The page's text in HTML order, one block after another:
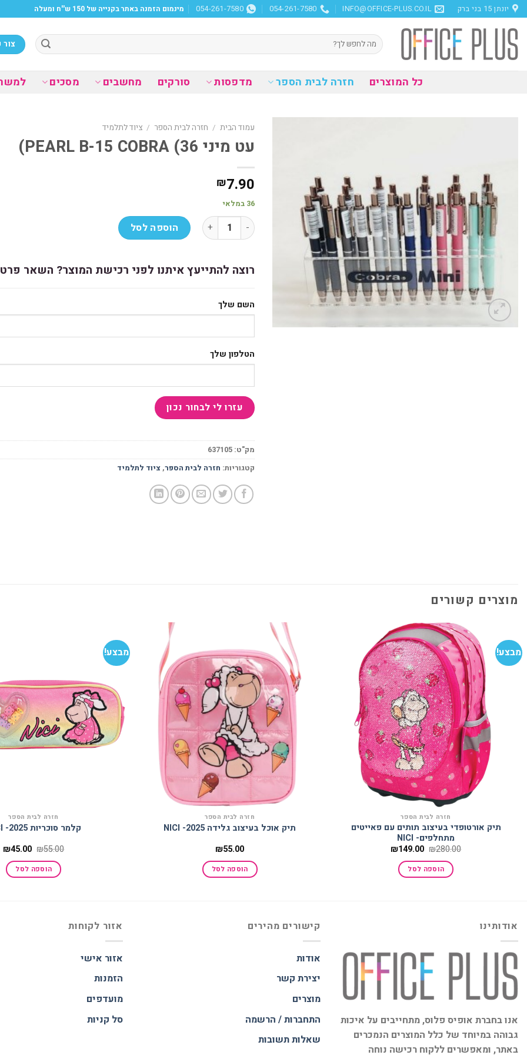
Skip
to
content
יונתן 15 בני ברק INFO@OFFICE-PLUS.CO.IL
054-261-7580
054-261-7580 מינמום הזמנה באתר בקנייה של 150 ש''ח ומעלה
חיפוש
עבור:
כל המוצרים חזרה לבית הספר מדפסות סורקים מחשבים מסכים
עמוד הבית / חזרה לבית הספר / ציוד לתלמיד
עט מיני 36) PEARL B-15 COBRA)
₪7.90
36 במלאי
כמות של עט מיני 36) PEARL B-15 COBRA) הוספה לסל
רוצה להתייעץ איתנו לפני רכישת המוצר? השאר
השם שלך
הטלפון שלך
מק"ט: 637105
קטגוריות: חזרה לבית הספר,ציוד לתלמיד
מוצרים קשורים
מבצע!
חזרה לבית הספר
תיק אורטופדי בעיצוב תותים עם פאייטים
מתחלפים- NICI
₪280.00 המחיר
היה:
₪280.00.
₪149.00 המחיר
הוספה לסל
למועדפים
חזרה לבית הספר
תיק אוכל בעיצוב גלידה 2025- NICI
₪55.00
הוספה לסל
מבצע!
חזרה לבית הספר
קלמר סוכריות 2025- NICI
₪55.00 המחיר
היה:
₪55.00.
₪45.00
הוספה לסל
אודותינו
אנו בחברת אופיס פלוס, מתחייבים על איכות
גבוהה במיוחד של כלל המוצרים הנמכרים
באתר, ומאפשרים ללקוח רכישה נוחה
קישורים מהירים
אודות
יצירת קשר
מוצרים
התחברות / הרשמה
שאלות תשובות
אזור לקוחות
אזור אישי
הזמנות
מועדפים
סל קניות